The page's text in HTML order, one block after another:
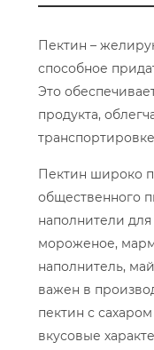
Пектин –
способное
Это
продукта,
Пектин широко
общественного
наполнители
мороженое,
наполнитель,
важен в
пектин с
вкусовые